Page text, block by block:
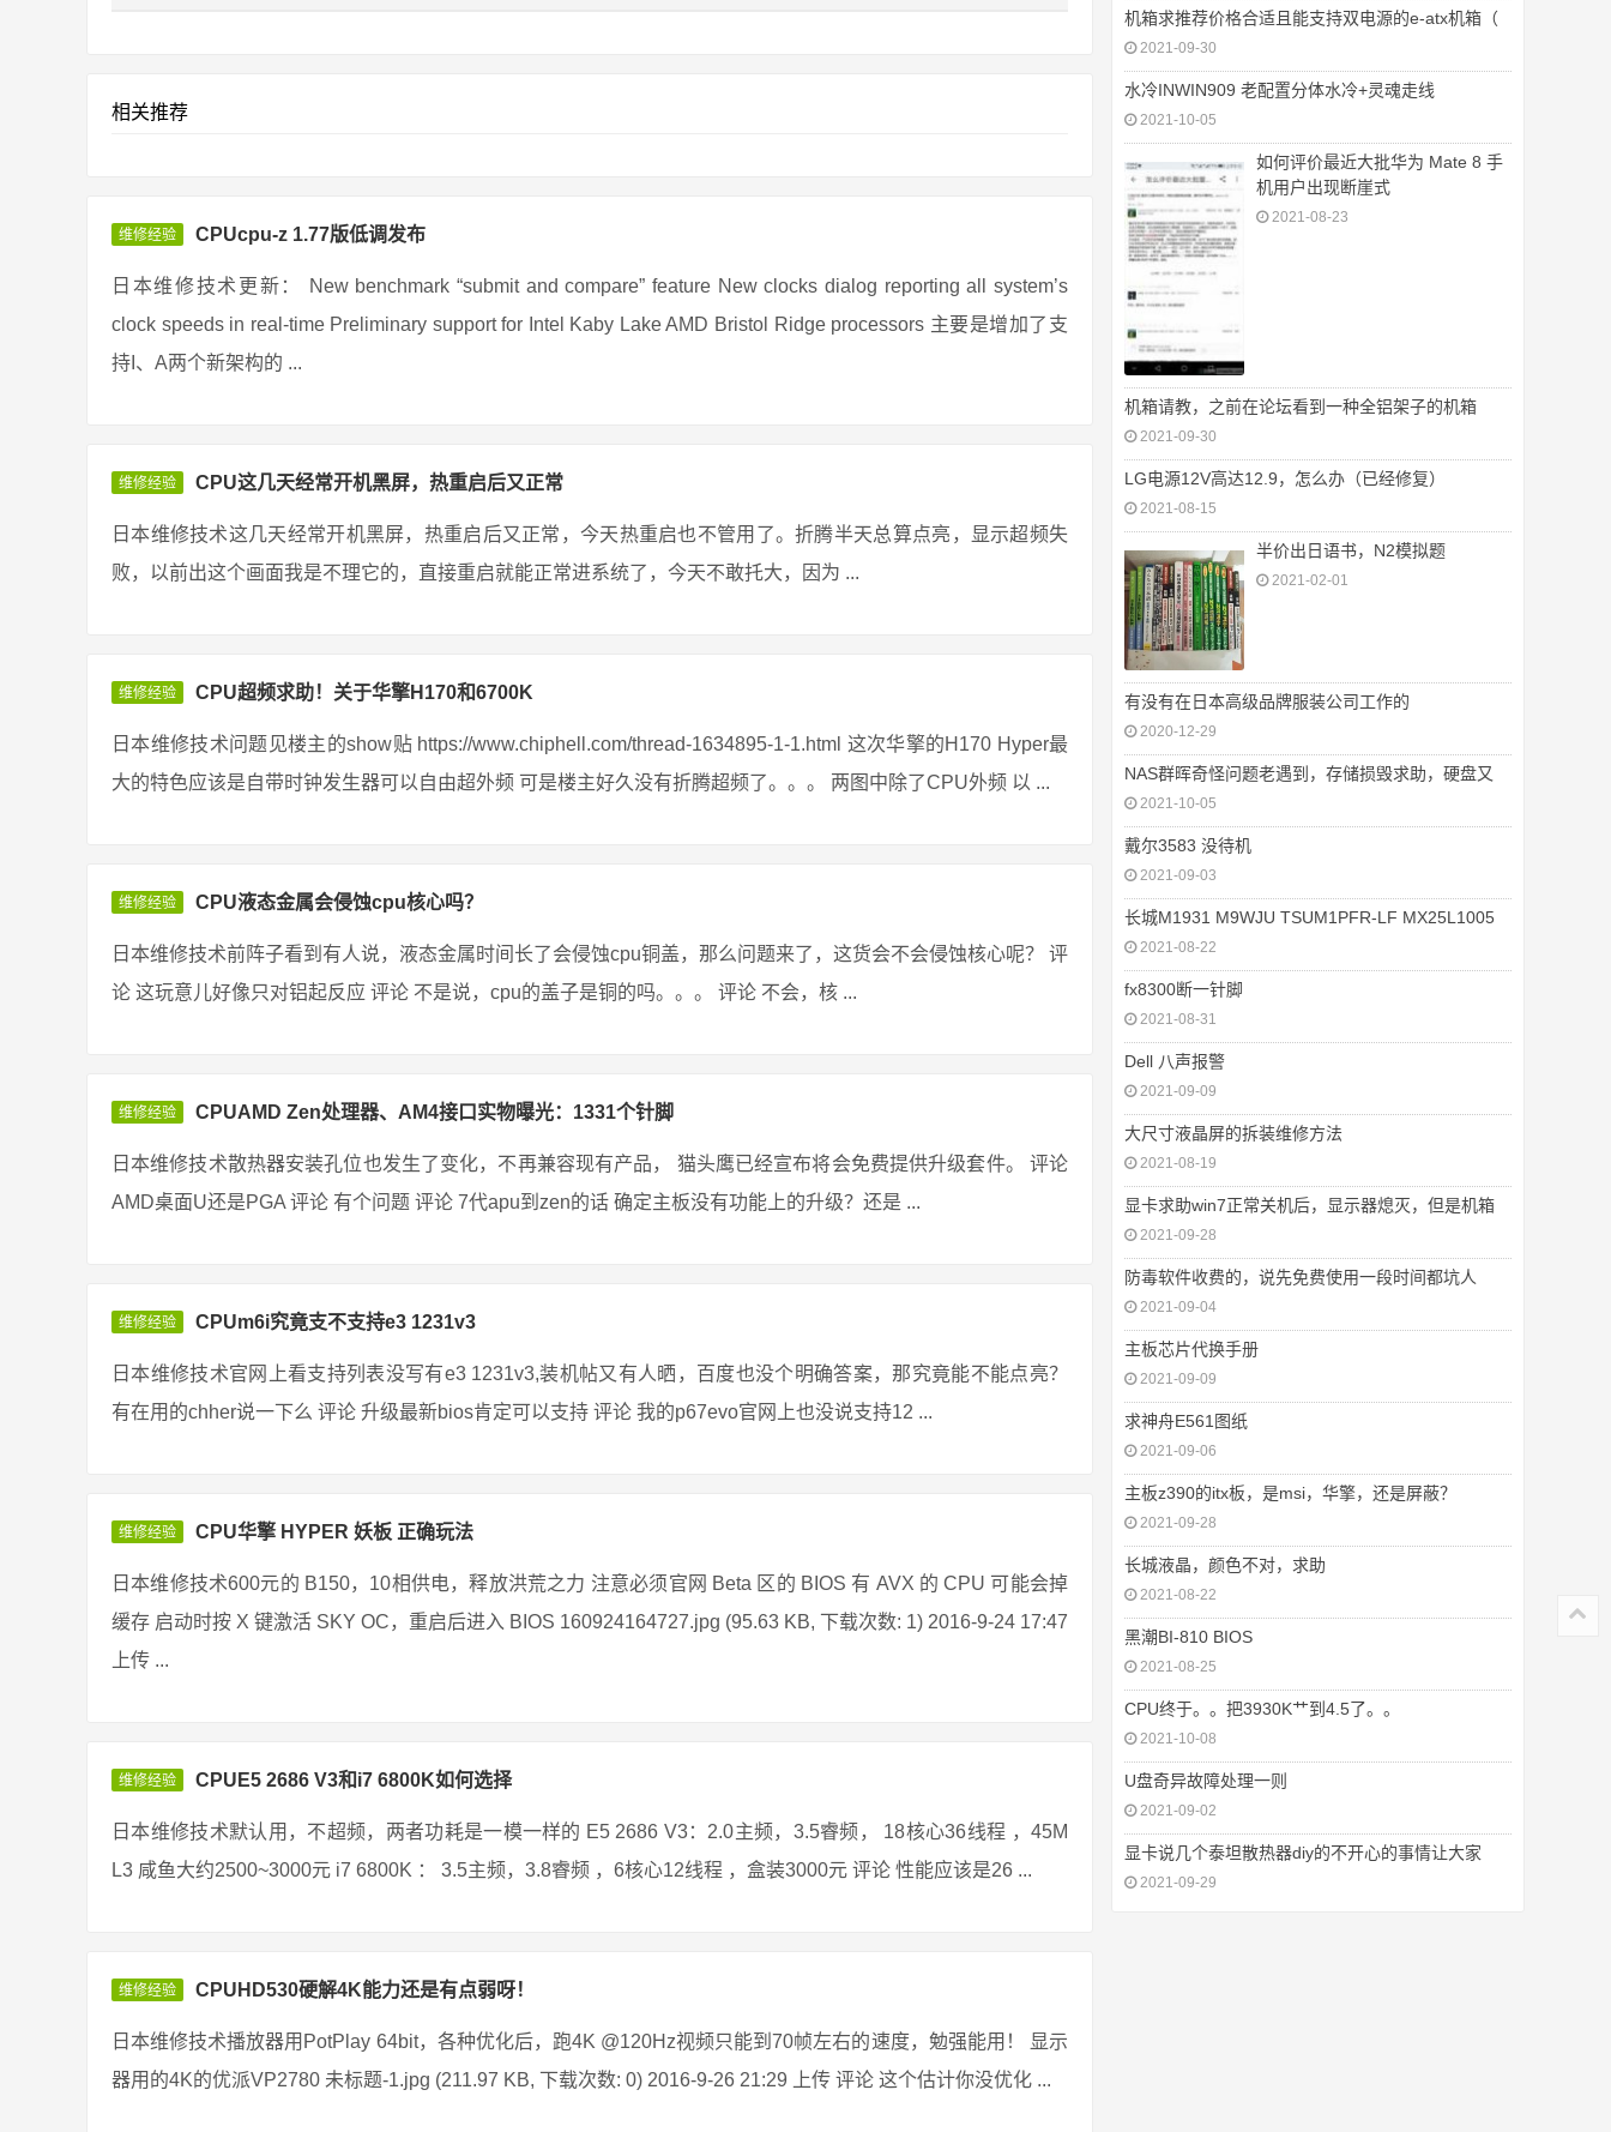
相关推荐
维修经验 CPUcpu-z 1.77版低调发布
日本维修技术更新： New benchmark “submit and compare” feature New clocks dialog reporting all system’s
clock speeds in real-time Preliminary support for Intel Kaby Lake AMD Bristol Ridge processors 主要是增加了支
持I、A两个新架构的 ...
维修经验 CPU这几天经常开机黑屏，热重启后又正常
日本维修技术这几天经常开机黑屏，热重启后又正常，今天热重启也不管用了。折腾半天总算点亮，显示超频失
败，以前出这个画面我是不理它的，直接重启就能正常进系统了，今天不敢托大，因为 ...
维修经验 CPU超频求助！关于华擎H170和6700K
日本维修技术问题见楼主的show贴 https://www.chiphell.com/thread-1634895-1-1.html 这次华擎的H170 Hyper最
大的特色应该是自带时钟发生器可以自由超外频 可是楼主好久没有折腾超频了。。。 两图中除了CPU外频 以 ...
维修经验 CPU液态金属会侵蚀cpu核心吗？
日本维修技术前阵子看到有人说，液态金属时间长了会侵蚀cpu铜盖，那么问题来了，这货会不会侵蚀核心呢？ 评
论 这玩意儿好像只对铝起反应 评论 不是说，cpu的盖子是铜的吗。。。 评论 不会，核 ...
维修经验 CPUAMD Zen处理器、AM4接口实物曝光：1331个针脚
日本维修技术散热器安装孔位也发生了变化，不再兼容现有产品， 猫头鹰已经宣布将会免费提供升级套件。 评论
AMD桌面U还是PGA 评论 有个问题 评论 7代apu到zen的话 确定主板没有功能上的升级？还是 ...
维修经验 CPUm6i究竟支不支持e3 1231v3
日本维修技术官网上看支持列表没写有e3 1231v3,装机帖又有人晒，百度也没个明确答案，那究竟能不能点亮？
有在用的chher说一下么 评论 升级最新bios肯定可以支持 评论 我的p67evo官网上也没说支持12 ...
维修经验 CPU华擎 HYPER 妖板 正确玩法
日本维修技术600元的 B150，10相供电，释放洪荒之力 注意必须官网 Beta 区的 BIOS 有 AVX 的 CPU 可能会掉
缓存 启动时按 X 键激活 SKY OC，重启后进入 BIOS 160924164727.jpg (95.63 KB, 下载次数: 1) 2016-9-24 17:47
上传 ...
维修经验 CPUE5 2686 V3和i7 6800K如何选择
日本维修技术默认用，不超频，两者功耗是一模一样的 E5 2686 V3：2.0主频，3.5睿频， 18核心36线程 ，45M
L3 咸鱼大约2500~3000元 i7 6800K ： 3.5主频，3.8睿频 ，6核心12线程 ，盒装3000元 评论 性能应该是26 ...
维修经验 CPUHD530硬解4K能力还是有点弱呀！
日本维修技术播放器用PotPlay 64bit，各种优化后，跑4K @120Hz视频只能到70帧左右的速度，勉强能用！ 显示
器用的4K的优派VP2780 未标题-1.jpg (211.97 KB, 下载次数: 0) 2016-9-26 21:29 上传 评论 这个估计你没优化 ...
机箱求推荐价格合适且能支持双电源的e-atx机箱（
2021-09-30
水冷INWIN909 老配置分体水冷+灵魂走线
2021-10-05
如何评价最近大批华为 Mate 8 手
机用户出现断崖式
2021-08-23
机箱请教，之前在论坛看到一种全铝架子的机箱
2021-09-30
LG电源12V高达12.9，怎么办（已经修复）
2021-08-15
半价出日语书，N2模拟题
2021-02-01
有没有在日本高级品牌服装公司工作的
2020-12-29
NAS群晖奇怪问题老遇到，存储损毁求助，硬盘又
2021-10-05
戴尔3583 没待机
2021-09-03
长城M1931 M9WJU TSUM1PFR-LF MX25L1005
2021-08-22
fx8300断一针脚
2021-08-31
Dell 八声报警
2021-09-09
大尺寸液晶屏的拆装维修方法
2021-08-19
显卡求助win7正常关机后，显示器熄灭，但是机箱
2021-09-28
防毒软件收费的，说先免费使用一段时间都坑人
2021-09-04
主板芯片代换手册
2021-09-09
求神舟E561图纸
2021-09-06
主板z390的itx板，是msi，华擎，还是屏蔽？
2021-09-28
长城液晶，颜色不对，求助
2021-08-22
黑潮BI-810 BIOS
2021-08-25
CPU终于。。把3930K艹到4.5了。。
2021-10-08
U盘奇异故障处理一则
2021-09-02
显卡说几个泰坦散热器diy的不开心的事情让大家
2021-09-29